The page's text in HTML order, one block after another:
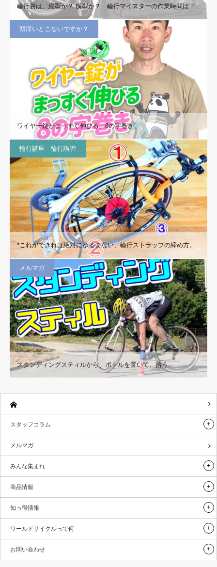
輪行袋は、縦型か？ 横型か？ 輪行マイスターの作業時間は？
頭痒いとこないですか？
ワイヤー錠がまっすぐ伸びる、8の字巻き
輪行講座 輪行講習
*これができれば絶対にゆるまない、輪行ストラップの締め方。
メルマガ
スタンディングスティルから、ボトルを置いて、拾う。
スタッフコラム
メルマガ
みんな集まれ
商品情報
知っ得情報
ワールドサイクルって何
お問い合わせ